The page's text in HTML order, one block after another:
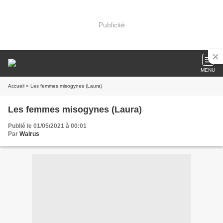
Publicité
MENU
Accueil » Les femmes misogynes (Laura)
Les femmes misogynes (Laura)
Publié le 01/05/2021 à 00:01
Par Walrus